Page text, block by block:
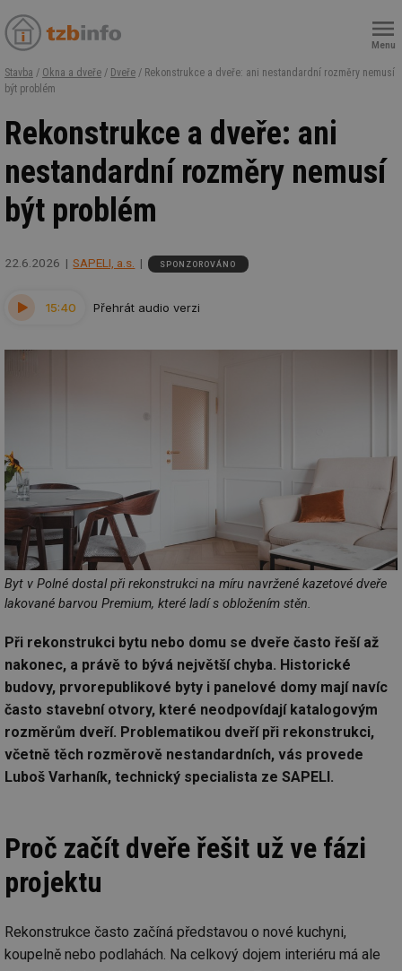
Menu
Stavba / Okna a dveře / Dveře / Rekonstrukce a dveře: ani nestandardní rozměry nemusí
být problém
Rekonstrukce a dveře: ani
nestandardní rozměry nemusí
být problém
22.6.2026 SAPELI, a.s. SPONZOROVÁNO
15:40 Přehrát audio verzi
Byt v Polné dostal při rekonstrukci na míru navržené kazetové dveře
lakované barvou Premium, které ladí s obložením stěn.
Při rekonstrukci bytu nebo domu se dveře často řeší až
nakonec, a právě to bývá největší chyba. Historické
budovy, prvorepublikové byty i panelové domy mají navíc
často stavební otvory, které neodpovídají katalogovým
rozměrům dveří. Problematikou dveří při rekonstrukci,
včetně těch rozměrově nestandardních, vás provede
Luboš Varhaník, technický specialista ze SAPELI.
Proč začít dveře řešit už ve fázi
projektu
Rekonstrukce často začíná představou o nové kuchyni,
koupelně nebo podlahách. Na celkový dojem interiéru má ale